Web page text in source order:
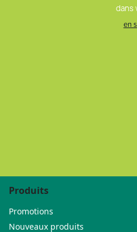
dans
en
Produits
Promotions
Nouveaux produits